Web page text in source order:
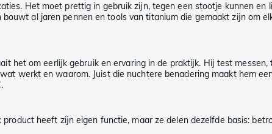
Het moet prettig in gebruik zijn, tegen een stootje kunnen
al jaren pennen en tools van titanium die gemaakt zijn om
het om eerlijk gebruik en ervaring in de praktijk. Hij test
werkt en waarom. Juist die nuchtere benadering maakt hem
heeft zijn eigen functie, maar ze delen dezelfde basis: